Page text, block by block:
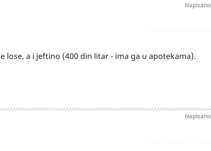
Napisano
a i jeftino (400 din litar - ima ga u apotekama).
Napisano